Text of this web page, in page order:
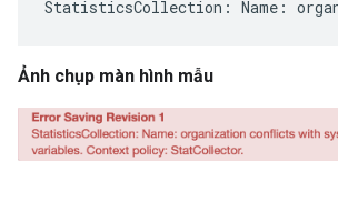
StatisticsCollection : Name :
Ảnh chụp màn hình mẫu